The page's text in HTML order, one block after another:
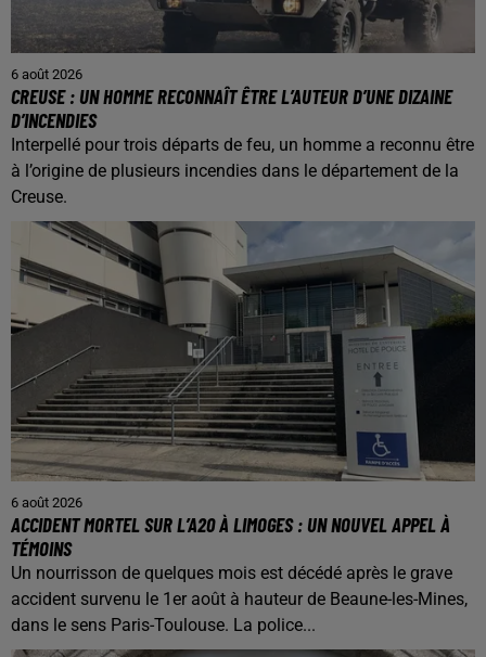
6 août 2026
CREUSE : UN HOMME RECONNAÎT ÊTRE L’AUTEUR D’UNE DIZAINE
D’INCENDIES
Interpellé pour trois départs de feu, un homme a reconnu être
à l’origine de plusieurs incendies dans le département de la
Creuse.
6 août 2026
ACCIDENT MORTEL SUR L’A20 À LIMOGES : UN NOUVEL APPEL À
TÉMOINS
Un nourrisson de quelques mois est décédé après le grave
accident survenu le 1er août à hauteur de Beaune-les-Mines,
dans le sens Paris-Toulouse. La police...